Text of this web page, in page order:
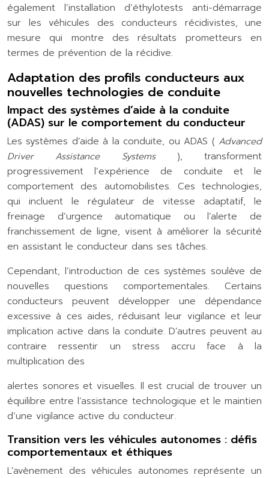
également l’installation d’éthylotests anti-démarrage
sur les véhicules des conducteurs récidivistes, une
mesure qui montre des résultats prometteurs en
termes de prévention de la récidive.
Adaptation des profils conducteurs aux
nouvelles technologies de conduite
Impact des systèmes d’aide à la conduite
(ADAS) sur le comportement du conducteur
Les systèmes d’aide à la conduite, ou ADAS ( Advanced
Driver Assistance Systems ), transforment
progressivement l’expérience de conduite et le
comportement des automobilistes. Ces technologies,
qui incluent le régulateur de vitesse adaptatif, le
freinage d’urgence automatique ou l’alerte de
franchissement de ligne, visent à améliorer la sécurité
en assistant le conducteur dans ses tâches.
Cependant, l’introduction de ces systèmes soulève de
nouvelles questions comportementales. Certains
conducteurs peuvent développer une dépendance
excessive à ces aides, réduisant leur vigilance et leur
implication active dans la conduite. D’autres peuvent au
contraire ressentir un stress accru face à la
multiplication des
alertes sonores et visuelles. Il est crucial de trouver un
équilibre entre l’assistance technologique et le maintien
d’une vigilance active du conducteur.
Transition vers les véhicules autonomes : défis
comportementaux et éthiques
L’avènement des véhicules autonomes représente un